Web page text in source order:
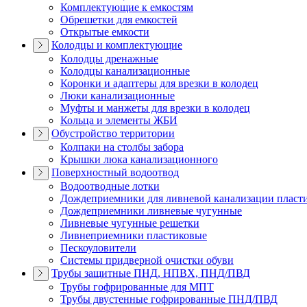
Комплектующие к емкостям
Обрешетки для емкостей
Открытые емкости
Колодцы и комплектующие
Колодцы дренажные
Колодцы канализационные
Коронки и адаптеры для врезки в колодец
Люки канализационные
Муфты и манжеты для врезки в колодец
Кольца и элементы ЖБИ
Обустройство территории
Колпаки на столбы забора
Крышки люка канализационного
Поверхностный водоотвод
Водоотводные лотки
Дождеприемники для ливневой канализации
Дождеприемники ливневые чугунные
Ливневые чугунные решетки
Ливнеприемники пластиковые
Пескоуловители
Системы придверной очистки обуви
Трубы защитные ПНД, НПВХ, ПНД/ПВД
Трубы гофрированные для МПТ
Трубы двустенные гофрированные ПНД/ПВД